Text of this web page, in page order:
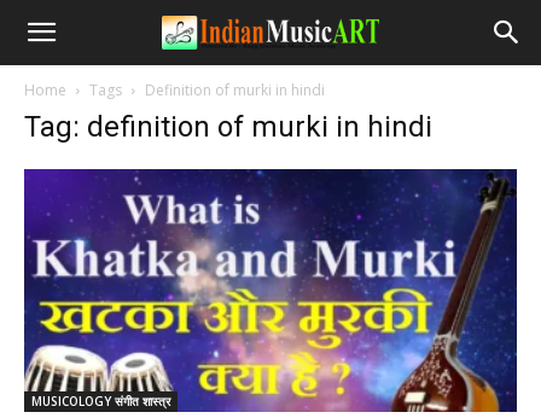
Home Tags Definition of murki in hindi
Tag: definition of murki in hindi
MUSICOLOGY संगीत शास्त्र